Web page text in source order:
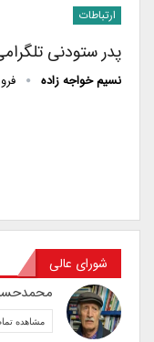
ارتباطات
پدر ستودنی
نسیم خواجه زاده فروردین
شورای عالی
مشاهده تمام